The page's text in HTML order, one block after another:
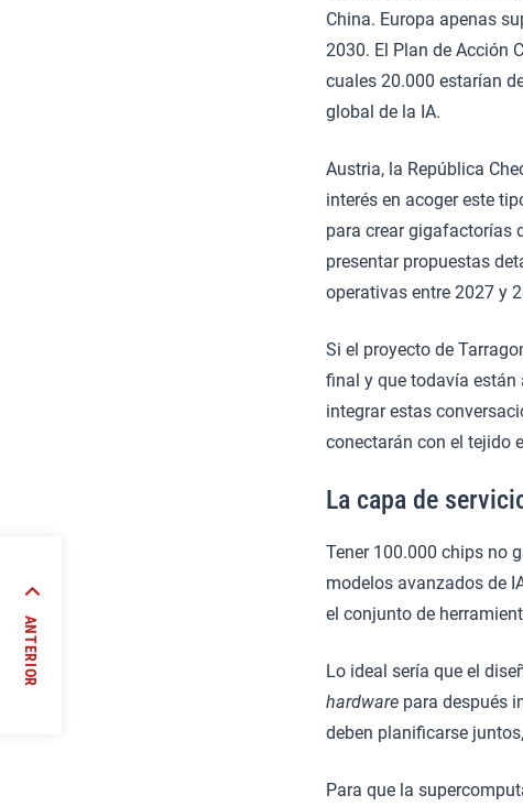
China. Europa apenas
2030. El Plan de Acción
cuales 20.000 estarían
global de la IA.
Austria, la República
interés en acoger este
para crear gigafactorías
presentar propuestas
operativas entre 2027 y
Si el proyecto de
final y que todavía están
integrar estas
conectarán con el tejido
La capa de
Tener 100.000 chips no
modelos avanzados de
el conjunto de
Lo ideal sería que el
hardware para después
deben planificarse
Para que la
ANTERIOR